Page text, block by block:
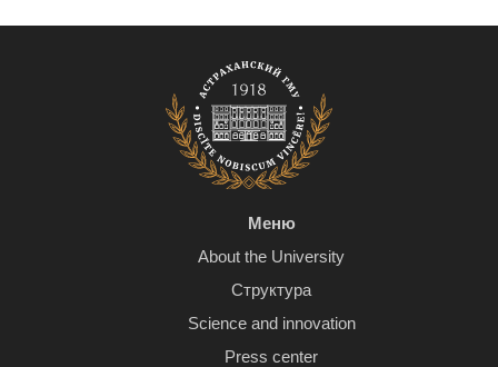
Меню
About the University
Структура
Science and innovation
Press center